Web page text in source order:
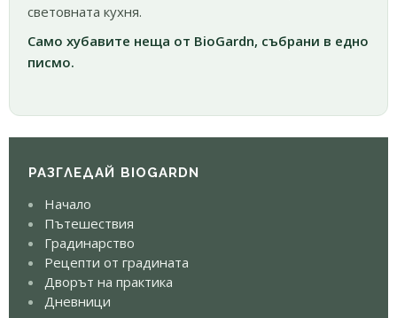
световната кухня.
Само хубавите неща от BioGardn, събрани в едно
писмо.
РАЗГЛЕДАЙ BIOGARDN
Начало
Пътешествия
Градинарство
Рецепти от градината
Дворът на практика
Дневници